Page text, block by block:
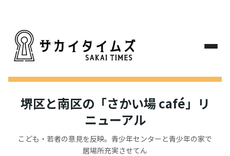
堺区と南区の「さかい場 café」リ
ニューアル
こども・若者の意見を反映。青少年センターと青少年の家で
居場所充実させてん